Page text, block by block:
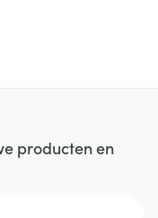
producten en